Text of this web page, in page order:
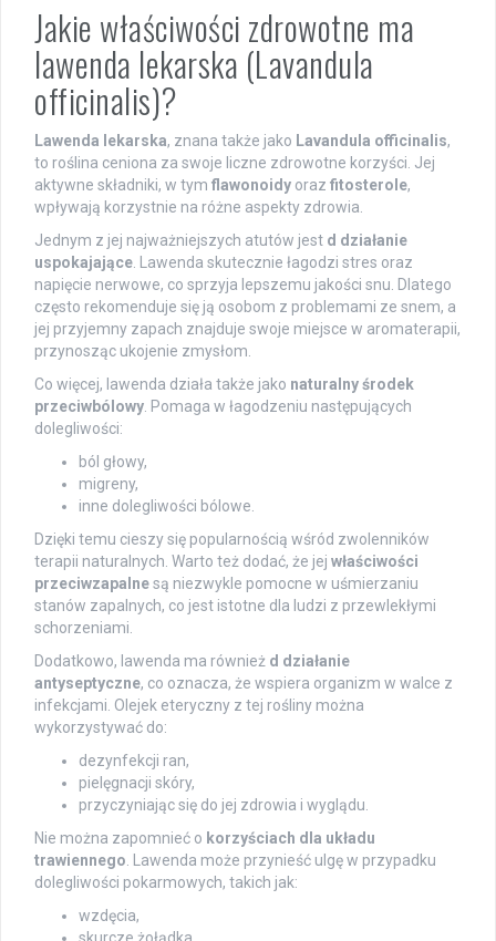
Jakie właściwości zdrowotne ma
lawenda lekarska (Lavandula
officinalis)?
Lawenda lekarska, znana także jako Lavandula officinalis,
to roślina ceniona za swoje liczne zdrowotne korzyści. Jej
aktywne składniki, w tym flawonoidy oraz fitosterole,
wpływają korzystnie na różne aspekty zdrowia.
Jednym z jej najważniejszych atutów jest d działanie
uspokajające . Lawenda skutecznie łagodzi stres oraz
napięcie nerwowe, co sprzyja lepszemu jakości snu. Dlatego
często rekomenduje się ją osobom z problemami ze snem, a
jej przyjemny zapach znajduje swoje miejsce w aromaterapii,
przynosząc ukojenie zmysłom.
Co więcej, lawenda działa także jako naturalny środek
przeciwbólowy . Pomaga w łagodzeniu następujących
dolegliwości:
ból głowy,
migreny,
inne dolegliwości bólowe.
Dzięki temu cieszy się popularnością wśród zwolenników
terapii naturalnych. Warto też dodać, że jej właściwości
przeciwzapalnesą niezwykle pomocne w uśmierzaniu
stanów zapalnych, co jest istotne dla ludzi z przewlekłymi
schorzeniami.
Dodatkowo, lawenda ma również d działanie
antyseptyczne, co oznacza, że wspiera organizm w walce z
infekcjami. Olejek eteryczny z tej rośliny można
wykorzystywać do:
dezynfekcji ran,
pielęgnacji skóry,
przyczyniając się do jej zdrowia i wyglądu.
Nie można zapomnieć o korzyściach dla układu
trawiennego . Lawenda może przynieść ulgę w przypadku
dolegliwości pokarmowych, takich jak:
wzdęcia,